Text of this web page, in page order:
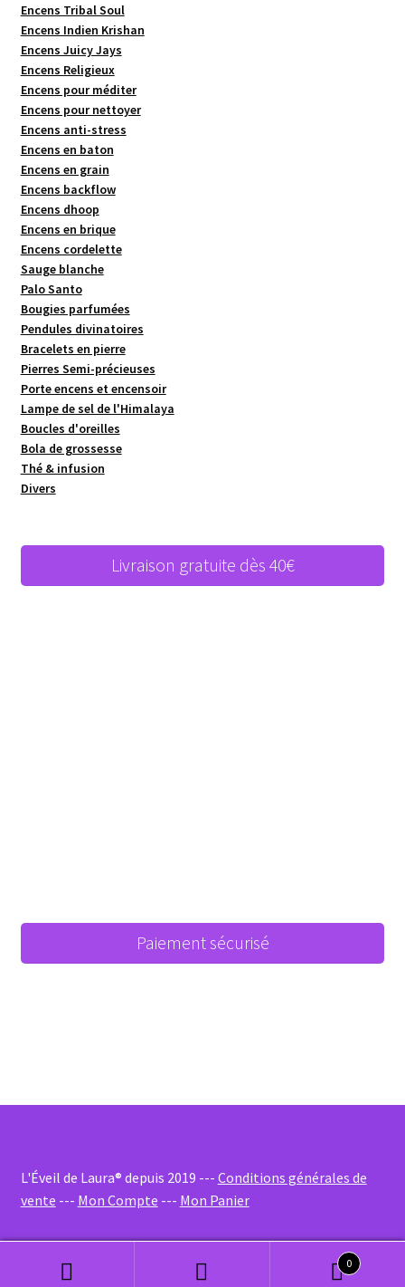
Encens Tribal Soul
Encens Indien Krishan
Encens Juicy Jays
Encens Religieux
Encens pour méditer
Encens pour nettoyer
Encens anti-stress
Encens en baton
Encens en grain
Encens backflow
Encens dhoop
Encens en brique
Encens cordelette
Sauge blanche
Palo Santo
Bougies parfumées
Pendules divinatoires
Bracelets en pierre
Pierres Semi-précieuses
Porte encens et encensoir
Lampe de sel de l'Himalaya
Boucles d'oreilles
Bola de grossesse
Thé & infusion
Divers
Livraison gratuite dès 40€
Paiement sécurisé
L'Éveil de Laura® depuis 2019 --- Conditions générales de
vente --- Mon Compte --- Mon Panier
Recherche
Recherche
0